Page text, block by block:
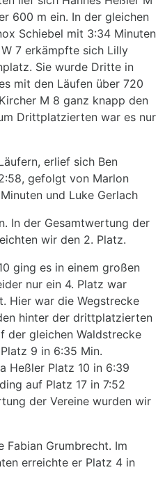
600 m ein. In der gleichen
Schiebel mit 3:34 Minuten
7 erkämpfte sich Lilly
Sie wurde Dritte in
mit den Läufen über 720
M 8 ganz knapp den
Drittplatzierten war es nur
erlief sich Ben
gefolgt von Marlon
und Luke Gerlach
In der Gesamtwertung der
wir den 2. Platz.
ging es in einem großen
nur ein 4. Platz war
Hier war die Wegstrecke
hinter der drittplatzierten
der gleichen Waldstrecke
9 in 6:35 Min.
Heßler Platz 10 in 6:39
auf Platz 17 in 7:52
der Vereine wurden wir
Fabian Grumbrecht. Im
erreichte er Platz 4 in